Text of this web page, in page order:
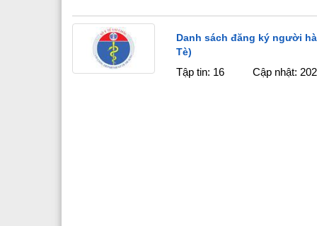
Phòng nghiệp vụ dược
Danh sách đăng ký người
Tè)
Tập tin: 16 Cập nhật: